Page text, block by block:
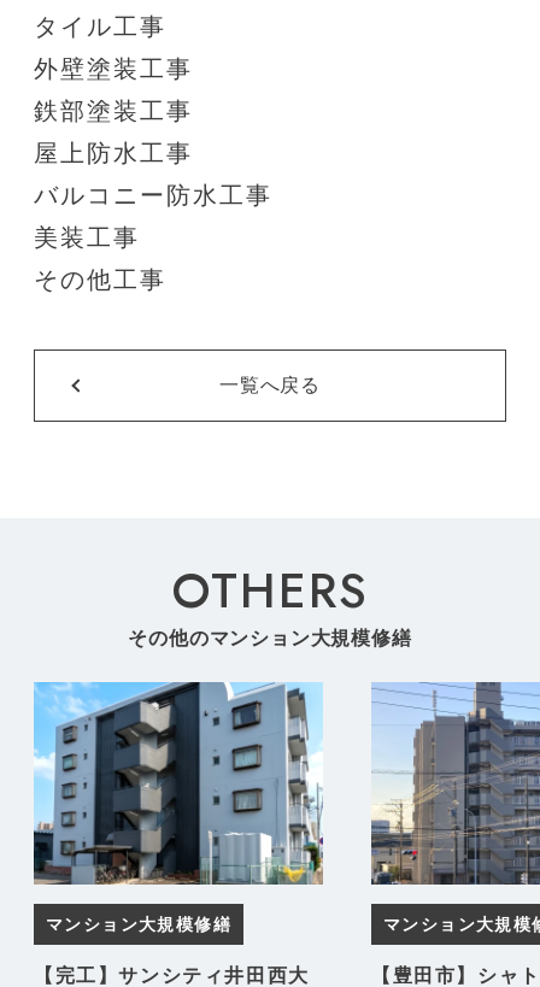
タイル工事
外壁塗装工事
鉄部塗装工事
屋上防水工事
バルコニー防水工事
美装工事
その他工事
一覧へ戻る
OTHERS
その他のマンション大規模修繕
マンション大規模修繕
【完工】サンシティ井田西大
マンション大規模
【豊田市】シャ